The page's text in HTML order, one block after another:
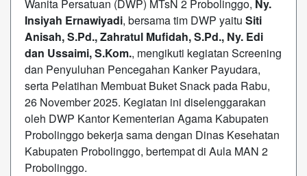
Wanita Persatuan (DWP) MTsN 2 Probolinggo, Ny.
Insiyah Ernawiyadi, bersama tim DWP yaitu Siti
Anisah, S.Pd., Zahratul Mufidah, S.Pd., Ny. Edi
dan Ussaimi, S.Kom., mengikuti kegiatan Screening
dan Penyuluhan Pencegahan Kanker Payudara,
serta Pelatihan Membuat Buket Snack pada Rabu,
26 November 2025. Kegiatan ini diselenggarakan
oleh DWP Kantor Kementerian Agama Kabupaten
Probolinggo bekerja sama dengan Dinas Kesehatan
Kabupaten Probolinggo, bertempat di Aula MAN 2
Probolinggo.